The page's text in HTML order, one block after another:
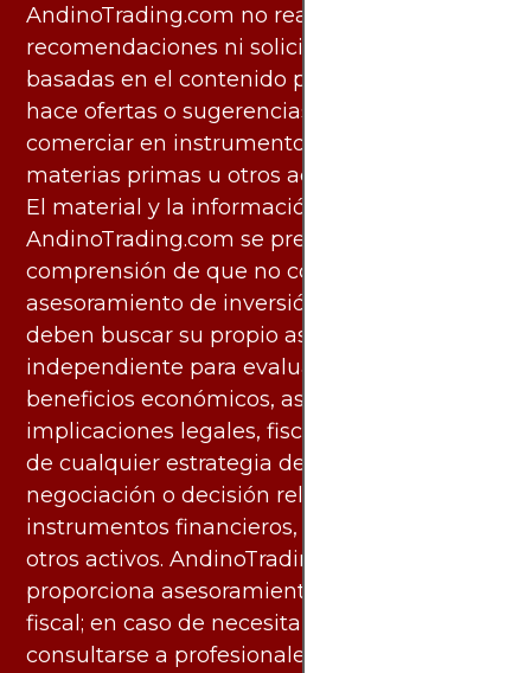
AndinoTrading.com no realiza
recomendaciones ni solicita acciones
basadas en el contenido proporcionado, ni
hace ofertas o sugerencias para invertir o
comerciar en instrumentos financieros,
materias primas u otros activos.
El material y la información disponibles en
AndinoTrading.com se presentan con la
comprensión de que no constituyen
asesoramiento de inversión. Los usuarios
deben buscar su propio asesoramiento
independiente para evaluar los riesgos y
beneficios económicos, así como las
implicaciones legales, fiscales y contables
de cualquier estrategia de inversión,
negociación o decisión relacionada con
instrumentos financieros, materias primas u
otros activos. AndinoTrading.com no
proporciona asesoramiento legal, contable o
fiscal; en caso de necesitarlo, debe
consultarse a profesionales especializados.